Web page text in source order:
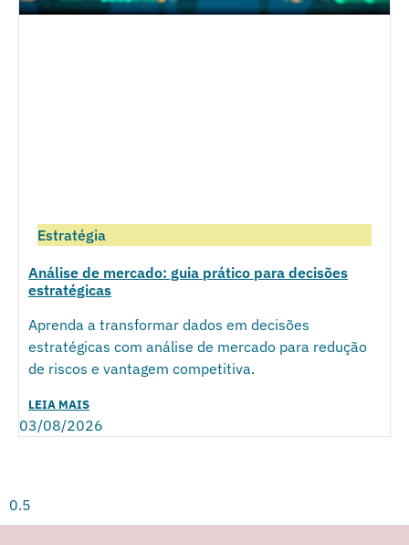
Estratégia
Análise de mercado: guia prático para decisões
estratégicas
Aprenda a transformar dados em decisões
estratégicas com análise de mercado para redução
de riscos e vantagem competitiva.
LEIA MAIS
03/08/2026